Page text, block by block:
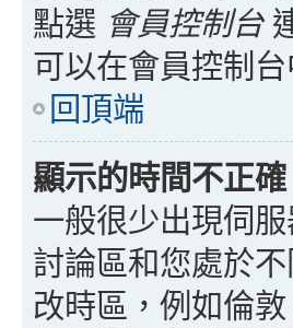
點選 會員控制台
可以在會員控制
回頂端
顯示的時間不正確
一般很少出現伺
討論區和您處於
改時區，例如倫